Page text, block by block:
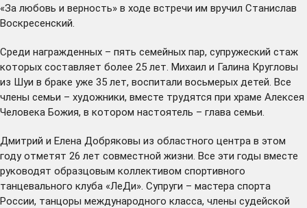
«За любовь и верность» в ходе встречи им вручил Станислав
Воскресенский.
Среди награжденных – пять семейных пар, супружеский стаж
которых составляет более 25 лет. Михаил и Галина Кругловы
из Шуи в браке уже 35 лет, воспитали восьмерых детей. Все
члены семьи – художники, вместе трудятся при храме Алексея
Человека Божия, в котором настоятель – глава семьи.
Дмитрий и Елена Добряковы из областного центра в этом
году отметят 26 лет совместной жизни. Все эти годы вместе
руководят образцовым коллективом спортивного
танцевального клуба «ЛеДи». Супруги – мастера спорта
России, танцоры международного класса, члены судейской